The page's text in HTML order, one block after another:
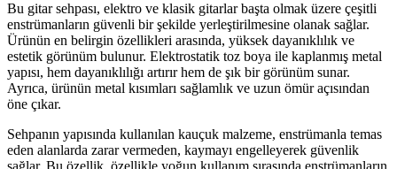
Bu gitar sehpası, elektro ve klasik gitarlar başta olmak üzere çeşitli
enstrümanların güvenli bir şekilde yerleştirilmesine olanak sağlar.
Ürünün en belirgin özellikleri arasında, yüksek dayanıklılık ve
estetik görünüm bulunur. Elektrostatik toz boya ile kaplanmış metal
yapısı, hem dayanıklılığı artırır hem de şık bir görünüm sunar.
Ayrıca, ürünün metal kısımları sağlamlık ve uzun ömür açısından
öne çıkar.
Sehpanın yapısında kullanılan kauçuk malzeme, enstrümanla temas
eden alanlarda zarar vermeden, kaymayı engelleyerek güvenlik